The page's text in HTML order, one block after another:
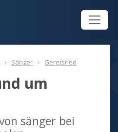
Sänger Geretsried
um
sänger bei